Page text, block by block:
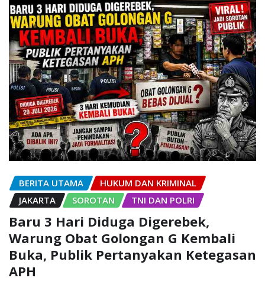
BERITA UTAMA
HUKUM DAN KRIMINAL
JAKARTA
SOROTAN TNI DAN POLRI
Baru 3 Hari Diduga Digerebek,
Warung Obat Golongan G Kembali
Buka, Publik Pertanyakan Ketegasan
APH